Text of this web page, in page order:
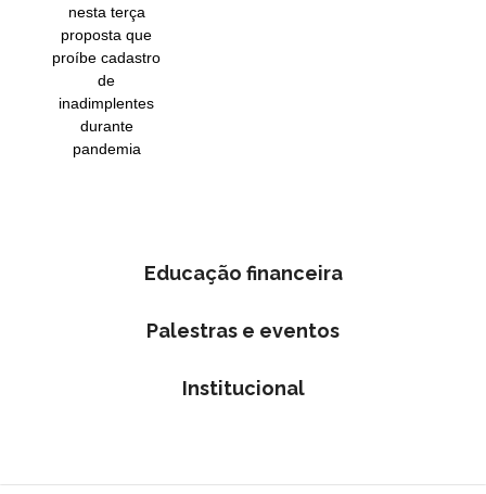
nesta terça
proposta que
proíbe cadastro
de
inadimplentes
durante
pandemia
Educação financeira
Palestras e eventos
Institucional